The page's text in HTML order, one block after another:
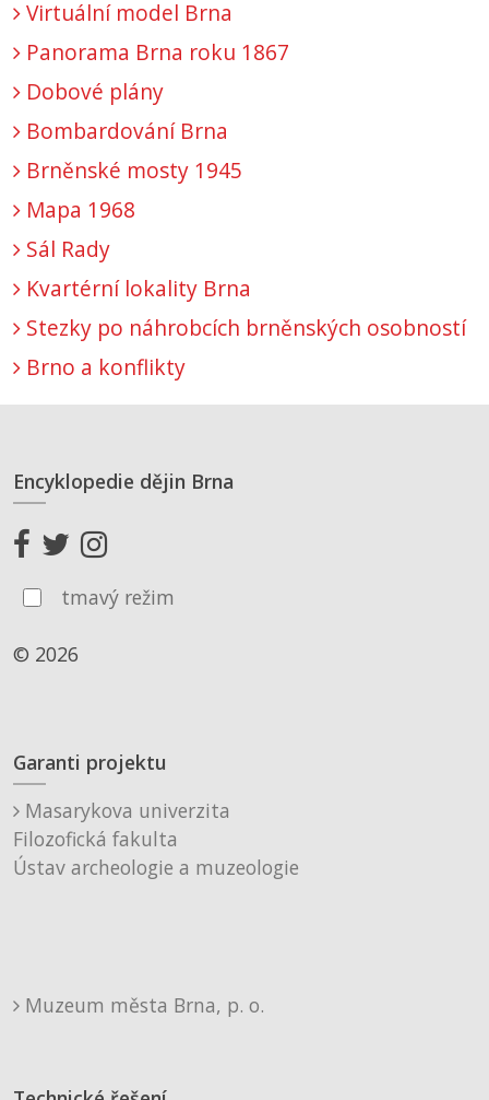
Virtuální model Brna
Panorama Brna roku 1867
Dobové plány
Bombardování Brna
Brněnské mosty 1945
Mapa 1968
Sál Rady
Kvartérní lokality Brna
Stezky po náhrobcích brněnských osobností
Brno a konflikty
Encyklopedie dějin Brna
tmavý režim
© 2026
Garanti projektu
Masarykova univerzita
Filozofická fakulta
Ústav archeologie a muzeologie
Muzeum města Brna, p. o.